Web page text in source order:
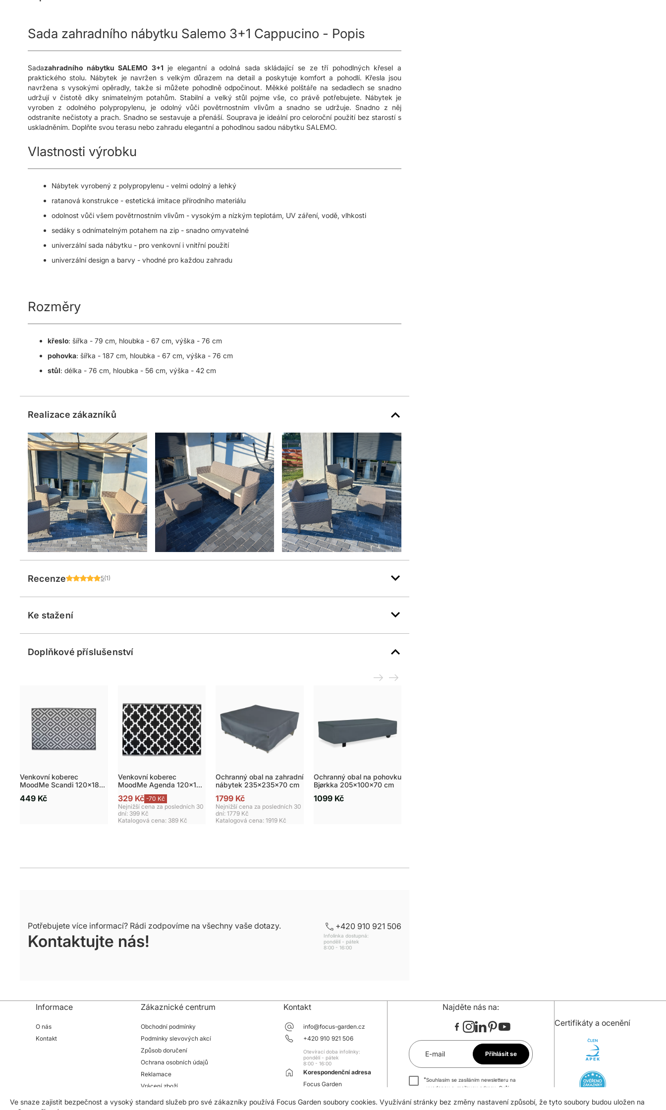
Sada zahradního nábytku Salemo 3+1 Cappucino - Popis
Sadazahradního nábytku SALEMO 3+1 je elegantní a odolná sada skládající se ze tří pohodlných křesel a
praktického stolu. Nábytek je navržen s velkým důrazem na detail a poskytuje komfort a pohodlí. Křesla jsou
navržena s vysokými opěradly, takže si můžete pohodlně odpočinout. Měkké polštáře na sedadlech se snadno
udržují v čistotě díky snímatelným potahům. Stabilní a velký stůl pojme vše, co právě potřebujete. Nábytek je
vyroben z odolného polypropylenu, je odolný vůči povětrnostním vlivům a snadno se udržuje. Snadno z něj
odstraníte nečistoty a prach. Snadno se sestavuje a přenáší. Souprava je ideální pro celoroční použití bez starostí s
uskladněním. Doplňte svou terasu nebo zahradu elegantní a pohodlnou sadou nábytku SALEMO.
Vlastnosti výrobku
Nábytek vyrobený z polypropylenu - velmi odolný a lehký
ratanová konstrukce - estetická imitace přírodního materiálu
odolnost vůči všem povětrnostním vlivům - vysokým a nízkým teplotám, UV záření, vodě, vlhkosti
sedáky s odnímatelným potahem na zip - snadno omyvatelné
univerzální sada nábytku - pro venkovní i vnitřní použití
univerzální design a barvy - vhodné pro každou zahradu
Rozměry
křeslo: šířka - 79 cm, hloubka - 67 cm, výška - 76 cm
pohovka: šířka - 187 cm, hloubka - 67 cm, výška - 76 cm
stůl: délka - 76 cm, hloubka - 56 cm, výška - 42 cm
Realizace zákazníků
Recenze 5(1)
Ke stažení
Doplňkové příslušenství
Venkovní koberec
MoodMe Scandi 120x180
449 Kč
Venkovní koberec
MoodMe Agenda 120x180
cm – černý
329 Kč -70 Kč
Nejnižší cena za posledních 30
dní: 399 Kč
Katalogová cena: 389 Kč
Ochranný obal na zahradní
nábytek 235x235x70 cm
1799 Kč
Nejnižší cena za posledních 30
dní: 1779 Kč
Katalogová cena: 1919 Kč
Ochranný obal na pohovku
Bjørkka 205x100x70 cm
1099 Kč
Potřebujete více informací? Rádi zodpovíme na všechny vaše dotazy.
Kontaktujte nás!
+420 910 921 506
Infolinka dostupná:
pondělí - pátek
8:00 - 16:00
Informace
O nás
Kontakt
Zákaznické centrum
Obchodní podmínky
Podmínky slevových akcí
Způsob doručení
Ochrana osobních údajů
Reklamace
Vrácení zboží
Kontakt
info@focus-garden.cz
+420 910 921 506
Otevírací doba infolinky:
pondělí - pátek
8:00 - 16:00
Korespondenční adresa
Focus Garden
763 02 Zlín-Malenovice
Najděte nás na:
E-mail Přihlásit se
*Souhlasím se zasíláním newsletteru na
uvedenou e-mailovou adresu. Svůj
Certifikáty a ocenění
Ve snaze zajistit bezpečnost a vysoký standard služeb pro své zákazníky používá Focus Garden soubory cookies. Využívání stránky bez změny nastavení způsobí, že tyto soubory budou uložen na